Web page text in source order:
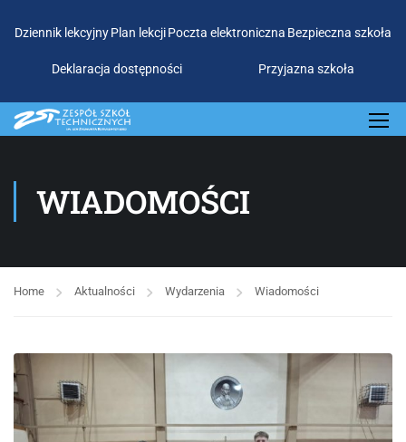
Dziennik lekcyjnyPlan lekcjiPoczta elektroniczna Bezpieczna szkoła
Deklaracja dostępności Przyjazna szkoła
WIADOMOŚCI
Home Aktualności Wydarzenia Wiadomości